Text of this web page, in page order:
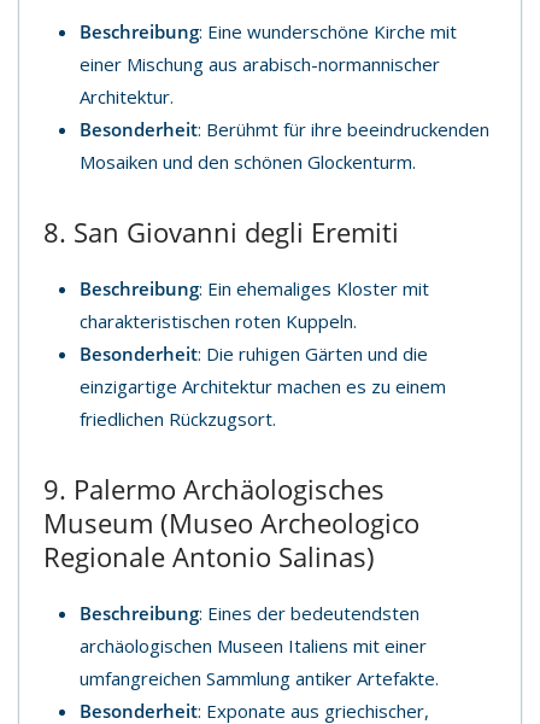
Beschreibung: Eine wunderschöne Kirche mit
einer Mischung aus arabisch-normannischer
Architektur.
Besonderheit: Berühmt für ihre beeindruckenden
Mosaiken und den schönen Glockenturm.
8. San Giovanni degli Eremiti
Beschreibung: Ein ehemaliges Kloster mit
charakteristischen roten Kuppeln.
Besonderheit: Die ruhigen Gärten und die
einzigartige Architektur machen es zu einem
friedlichen Rückzugsort.
9. Palermo Archäologisches
Museum (Museo Archeologico
Regionale Antonio Salinas)
Beschreibung: Eines der bedeutendsten
archäologischen Museen Italiens mit einer
umfangreichen Sammlung antiker Artefakte.
Besonderheit: Exponate aus griechischer,